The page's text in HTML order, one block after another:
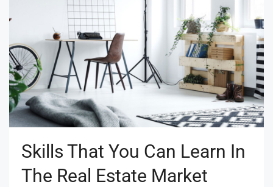
Skills That You Can Learn In
The Real Estate Market